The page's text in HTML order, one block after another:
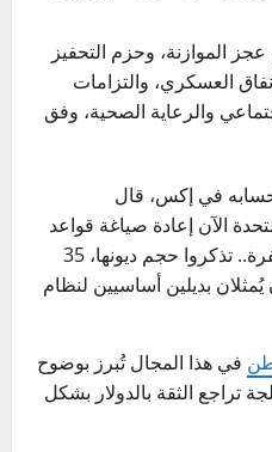
الموازنة، وحزم التحفيز
العسكري، والتزامات
والرعاية الصحية، وفق
في إكس، قال
الآن إعادة صياغة قواعد
والعملات المشفرة.. تذكروا حجم ديونها، 35
بديلين أساسيين لنظام
في هذا المجال تُبرز بوضوح
تراجع الثقة بالدولار بشكل